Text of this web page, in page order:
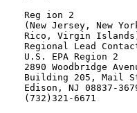
   Reg ion 2
(New Jersey, New
Rico, Virgin
Regional Lead
   U.S. EPA Region 2
2890 Woodbridge
Building 205, Mail
Edison, NJ 08837-
   (732)321-6671